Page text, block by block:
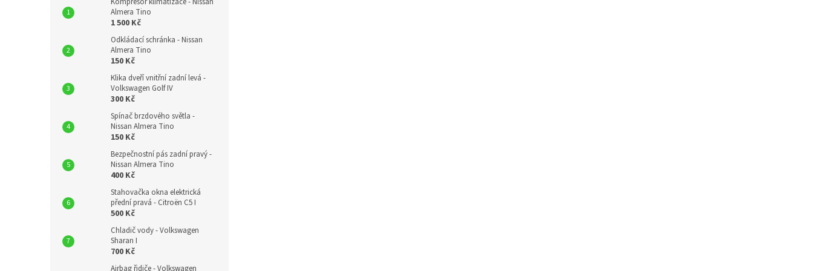
Almera Tino
1 500 Kč
Odkládací schránka - Nissan
Almera Tino
150 Kč
Klika dveří vnitřní zadní levá -
Volkswagen Golf IV
300 Kč
Spínač brzdového světla -
Nissan Almera Tino
150 Kč
Bezpečnostní pás zadní pravý -
Nissan Almera Tino
400 Kč
Stahovačka okna elektrická
přední pravá - Citroën C5 I
500 Kč
Chladič vody - Volkswagen
Sharan I
700 Kč
Airbag řidiče - Volkswagen